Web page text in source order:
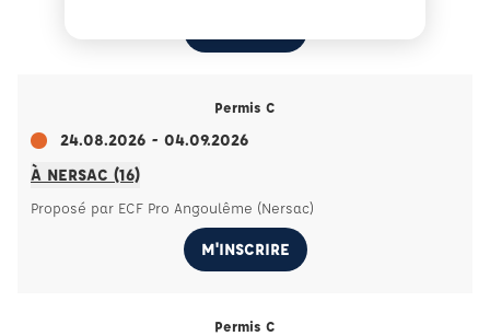
Permis C
24.08.2026 - 04.09.2026
À NERSAC (16)
Proposé par ECF Pro Angoulême (Nersac)
M'INSCRIRE
Permis C